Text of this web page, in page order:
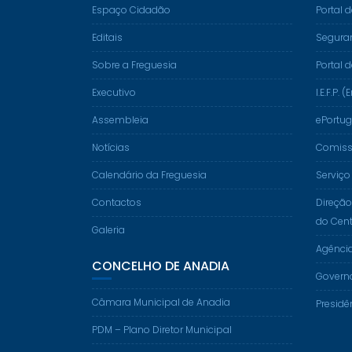
Espaço Cidadão
Editais
Sobre a Freguesia
Executivo
Assembleia
Notícias
Calendário da Freguesia
Contactos
Galeria
CONCELHO DE ANADIA
Câmara Municipal de Anadia
PDM – Plano Diretor Municipal
Portal
Portal
I.E.F.P.
do